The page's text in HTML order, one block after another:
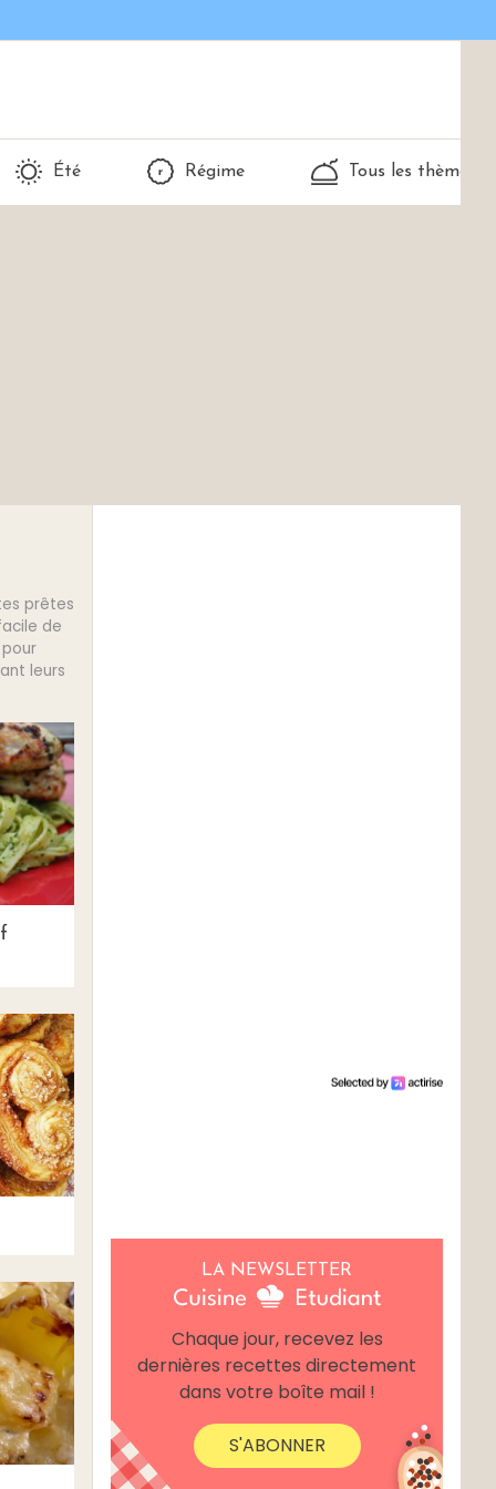
Été Régime Tous les thèmes
prêtes
de
leurs
LA NEWSLETTER
Chaque jour, recevez les
dernières recettes directement
dans votre boîte mail !
S'ABONNER